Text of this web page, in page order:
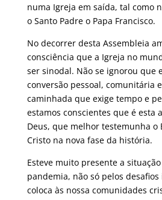
numa Igreja em saída, tal como
o Santo Padre o Papa Francisco.
No decorrer desta Assembleia
consciência que a Igreja no
ser sinodal. Não se ignorou que
conversão pessoal, comunitária
caminhada que exige tempo e
estamos conscientes que é esta
Deus, que melhor testemunha o
Cristo na nova fase da história.
Esteve muito presente a
pandemia, não só pelos
coloca às nossa comunidades